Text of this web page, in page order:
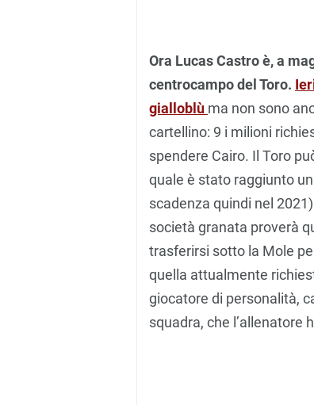
Ora Lucas Castro è, a
centrocampo del Toro.
gialloblù ma non sono
cartellino: 9 i milioni
spendere Cairo. Il Toro
quale è stato raggiunto
scadenza quindi nel
società granata proverà
trasferirsi sotto la Mole
quella attualmente
giocatore di personalità,
squadra, che l’allenatore